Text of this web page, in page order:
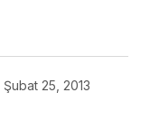
Şubat 25, 2013